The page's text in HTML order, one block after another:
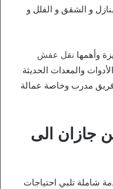
و الشقق و الفلل و
وأهمها نقل عفش
والمعدات الحديثة
فريق مدرب وخاصة عمالة
جازان الى
شاملة تلبي احتياجات